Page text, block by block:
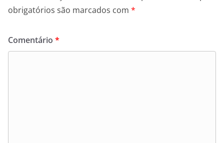
obrigatórios são marcados com *
Comentário *